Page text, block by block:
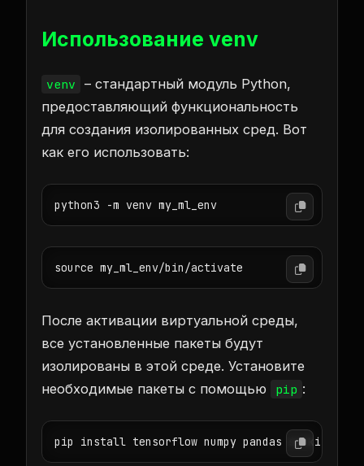
Использование venv
venv
– стандартный модуль Python,
предоставляющий функциональность
для создания изолированных сред. Вот
как его использовать:
python3 -m venv my_ml_env
source my_ml_env/bin/activate
После активации виртуальной среды,
все установленные пакеты будут
изолированы в этой среде. Установите
необходимые пакеты с помощью
pip :
pip install tensorflow numpy pandas scikit-